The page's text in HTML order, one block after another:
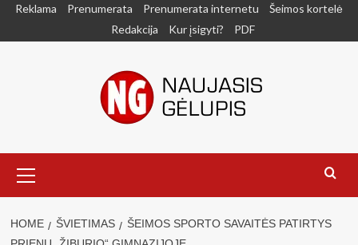
SkipReklama Prenumerata Prenumerata internetu
Šeimos kortelė
Redakcija
Kur įsigyti? PDF
Menu
HOME ŠVIETIMAS
ŠEIMOS SPORTO SAVAITĖS PATIRTYS